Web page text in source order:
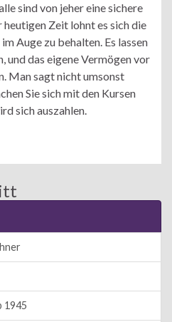
sind von jeher eine sichere
Zeit lohnt es sich die
im Auge zu behalten. Es lassen
und das eigene Vermögen vor
Man sagt nicht umsonst
Sie sich mit den Kursen
sich auszahlen.
1945